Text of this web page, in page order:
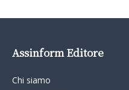
Assinform Editore
Chi siamo